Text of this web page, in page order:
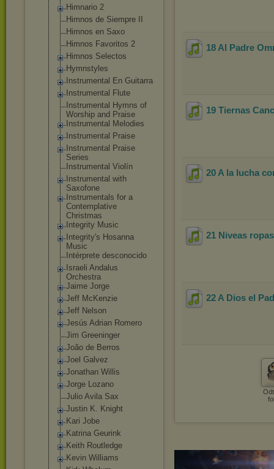
Himnario 2
Himnos de Siempre II
Himnos en Saxo
Himnos Favoritos 2
Himnos Selectos
Hymnstyles
Instrumental En Guitarra
Instrumental Flute
Instrumental Hymns of
Worship and Praise
Instrumental Melodies
Instrumental Praise
Instrumental Praise
Series
Instrumental Violín
Instrumental with
Saxofone
Instrumentals for a
Contemplative
Christmas
Integrity Music
Integrity's Hosanna
Music
Intérprete desconocido
Israeli Andalus
Orchestra
Jaime Jorge
Jeff McKenzie
Jeff Nelson
Jesús Adrian Romero
Jim Greeninger
João de Berros
Joel Galvez
Jonathan Willis
Jorge Lozano
Julio Avila Sax
Justin K. Knight
Kari Jobe
Katrina Geurink
Keith Routledge
Kevin Williams
18 Al Padre
19 Tiernas
20 A la lucha
21 Niveas ropas
22 A Dios el